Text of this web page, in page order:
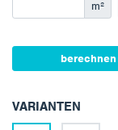
m²
berechnen
VARIANTEN